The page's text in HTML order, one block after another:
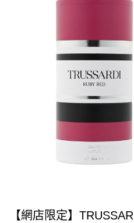
【網店限定】